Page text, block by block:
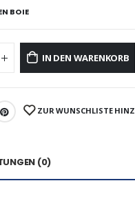
BOIE
IN DEN WARENKORB
ZUR WUNSCHLISTE
(0)